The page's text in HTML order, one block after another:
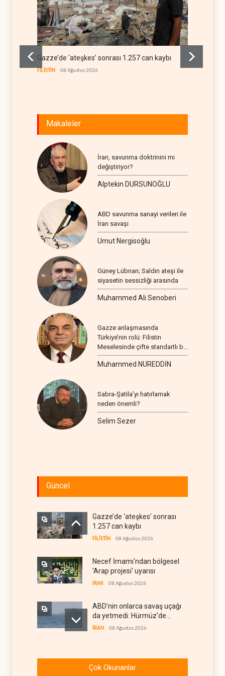
Gazze’de ‘ateşkes’ sonrası 1.257 can kaybı
FİLİSTİN 08 Ağustos 2026
Makaleler
İran, savunma doktrinini mi
değiştiriyor?
Alptekin DURSUNOĞLU
ABD savunma sanayi verileri ile
İran savaşı
Umut Nergisoğlu
Güney Lübnan; Saldırı ateşi ile
siyasetin sessizliği arasında
Muhammed Ali Senoberi
Gazze anlaşmasında
Türkiye’nin rolü: Filistin
Meselesinde çifte standartlı bir
seyir
Muhammed NUREDDİN
Sabra-Şatila’yı hatırlamak
neden önemli?
Selim Sezer
Güncel
Gazze’de ‘ateşkes’ sonrası
1.257 can kaybı
FİLİSTİN 08 Ağustos 2026
Necef İmamı'ndan bölgesel
'Arap projesi' uyarısı
IRAK 08 Ağustos 2026
ABD’nin onlarca savaş uçağı
da yetmedi: Hürmüz’de
gemi vuruldu
İRAN 08 Ağustos 2026
savaş sonrası Körfez'e
hazırlıyor
Çok Okunanlar